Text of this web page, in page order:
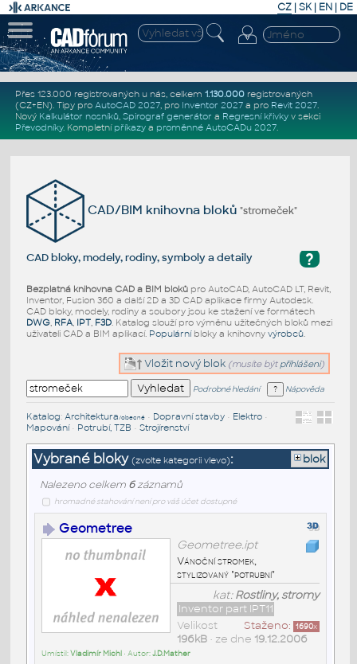
CZ | SK| EN | DE
Přes 123.000 registrovaných u nás, celkem 1.130.000registrovaných
(CZ+EN). Tipy pro AutoCAD 2027, pro Inventor 2027a pro Revit 2027.
Nový Kalkulátor nosníků, Spirograf generátor a Regresní křivkyv sekci
Převodníky. Kompletní příkazya proměnné AutoCADu 2027.
CAD/BIM knihovna bloků"stromeček"
?
CAD bloky, modely, rodiny, symboly a detaily
Bezplatná knihovna CAD a BIM blokůpro AutoCAD, AutoCAD LT, Revit,
Inventor, Fusion 360 a další 2D a 3D CAD aplikace firmy Autodesk.
CAD bloky, modely, rodiny a soubory jsou ke stažení ve formátech
DWG, RFA, IPT, F3D. Katalog slouží pro výměnu užitečných bloků mezi
uživateli CAD a BIM aplikací. Populárníbloky a knihovny výrobců.
Vložit nový blok (musíte být přihlášeni)
Podrobné hledání Nápověda
Katalog: Architektura/obecné• Dopravní stavby• Elektro•
Mapování• Potrubí, TZB • Strojírenství
Vybrané bloky (zvolte kategorii vlevo): blok
Nalezeno celkem 6záznamů
hromadné stahování není pro váš účet dostupné
Geometree
Geometree.ipt
Vánoční stromek,
stylizovaný "potrubní"
kat:Rostliny, stromy
Inventor part IPT11
Staženo: 1690x
Velikost
196kB• ze dne 19.12.2006
Umístil:Vladimír Michl • Autor:J.D.Mather